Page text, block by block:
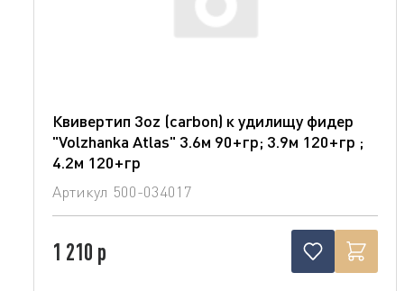
Квивертип 3oz (carbon) к удилищу фидер
"Volzhanka Atlas" 3.6м 90+гр; 3.9м 120+гр ;
4.2м 120+гр
Артикул 500-034017
1 210 р